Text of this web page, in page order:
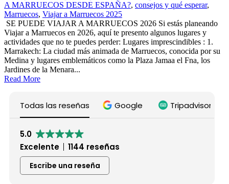
A MARRUECOS DESDE ESPAÑA?, consejos y qué esperar,
Marruecos, Viajar a Marruecos 2025
SE PUEDE VIAJAR A MARRUECOS 2026 Si estás planeando
Viajar a Marruecos en 2026, aquí te presento algunos lugares y
actividades que no te puedes perder: Lugares imprescindibles : 1.
Marrakech: La ciudad más animada de Marruecos, conocida por su
Medina y lugares emblemáticos como la Plaza Jamaa el Fna, los
Jardines de la Menara...
Read More
Todas las reseñas Google Tripadvisor
5.0
Excelente
1144 reseñas
Escribe una reseña